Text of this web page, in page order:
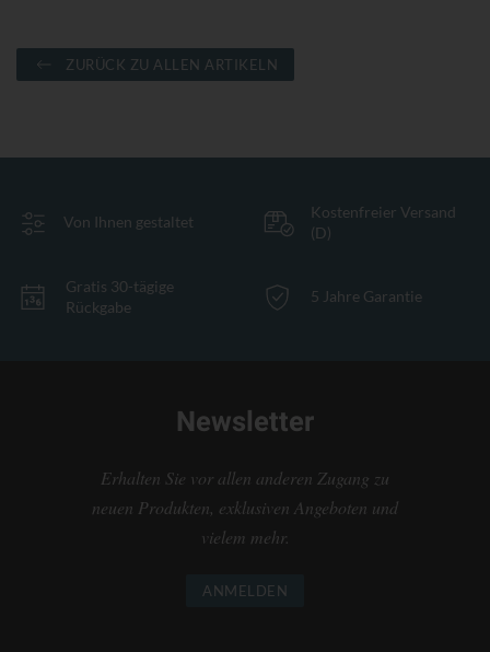
ZURÜCK ZU ALLEN ARTIKELN
Von Ihnen gestaltet
Kostenfreier Versand
(D)
Gratis 30-tägige
Rückgabe
5 Jahre Garantie
Newsletter
Erhalten Sie vor allen anderen Zugang zu
neuen Produkten, exklusiven Angeboten und
vielem mehr.
ANMELDEN